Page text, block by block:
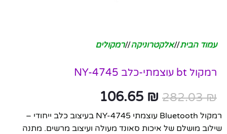
עמוד הבית/ אלקטרוניקה/ רמקולים
רמקול bt עוצמתי-כלב NY-4745
282.03₪
106.65 ₪
רמקול Bluetooth עוצמתי NY-4745 בעיצוב כלב ייחודי –
שילוב מושלם של איכות סאונד מעולה ועיצוב מרשים. מתנה